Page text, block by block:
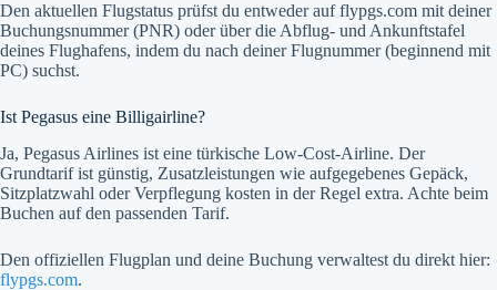
Den aktuellen Flugstatus prüfst du entweder auf flypgs.com mit deiner
Buchungsnummer (PNR) oder über die Abflug- und Ankunftstafel
deines Flughafens, indem du nach deiner Flugnummer (beginnend mit
PC) suchst.
Ist Pegasus eine Billigairline?
Ja, Pegasus Airlines ist eine türkische Low-Cost-Airline. Der
Grundtarif ist günstig, Zusatzleistungen wie aufgegebenes Gepäck,
Sitzplatzwahl oder Verpflegung kosten in der Regel extra. Achte beim
Buchen auf den passenden Tarif.
Den offiziellen Flugplan und deine Buchung verwaltest du direkt hier:
flypgs.com.